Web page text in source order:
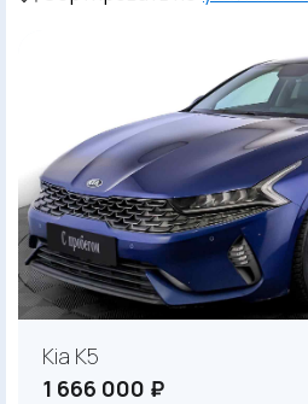
Kia K5
1 666 000 ₽